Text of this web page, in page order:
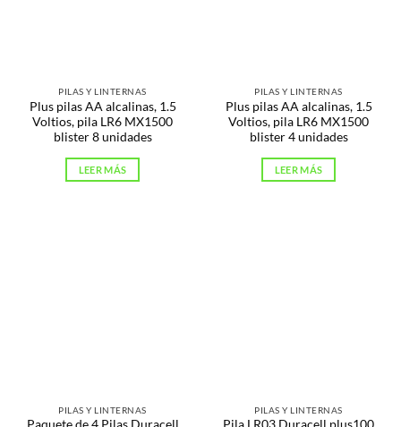
PILAS Y LINTERNAS
Plus pilas AA alcalinas, 1.5
Voltios, pila LR6 MX1500
blister 8 unidades
LEER MÁS
PILAS Y LINTERNAS
Plus pilas AA alcalinas, 1.5
Voltios, pila LR6 MX1500
blister 4 unidades
LEER MÁS
PILAS Y LINTERNAS PILAS Y LINTERNAS